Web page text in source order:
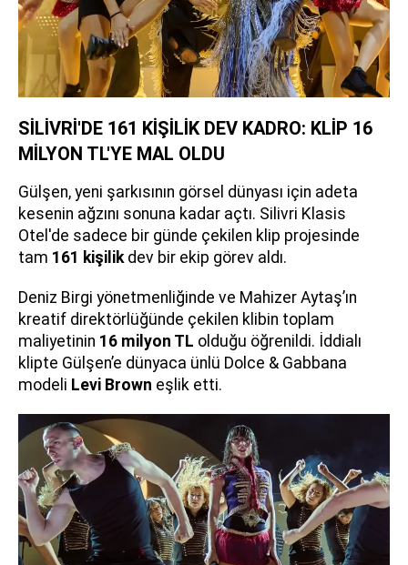
SİLİVRİ'DE 161 KİŞİLİK DEV KADRO: KLİP 16
MİLYON TL'YE MAL OLDU
Gülşen, yeni şarkısının görsel dünyası için adeta
kesenin ağzını sonuna kadar açtı. Silivri Klasis
Otel'de sadece bir günde çekilen klip projesinde
tam 161 kişilik dev bir ekip görev aldı.
Deniz Birgi yönetmenliğinde ve Mahizer Aytaş’ın
kreatif direktörlüğünde çekilen klibin toplam
maliyetinin 16 milyon TL olduğu öğrenildi. İddialı
klipte Gülşen’e dünyaca ünlü Dolce & Gabbana
modeli Levi Brown eşlik etti.